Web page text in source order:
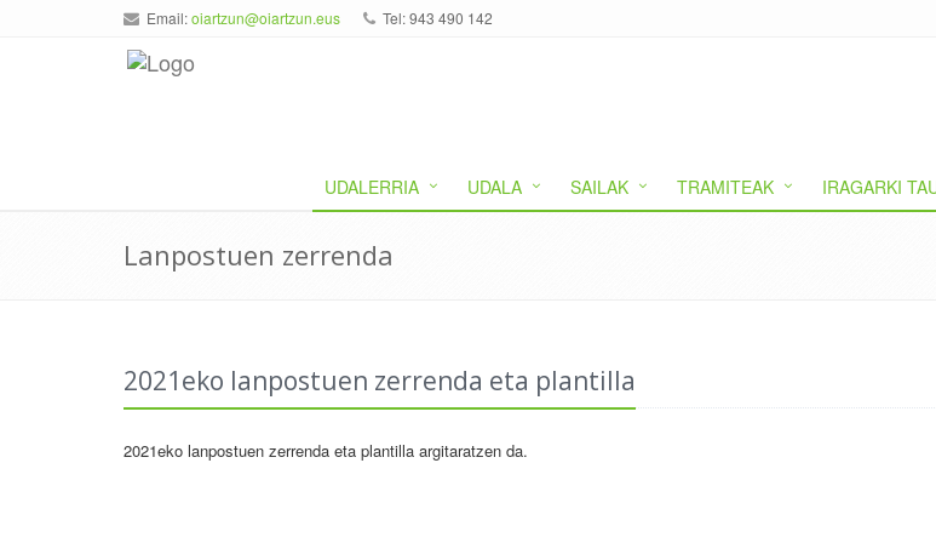
Email:oiartzun@oiartzun.eus Tel: 943 490 142
UDALERRIA UDALA SAILAK TRAMITEAK IRAGARKI
Lanpostuen zerrenda
2021eko lanpostuen zerrenda eta plantilla
2021eko lanpostuen zerrenda eta plantilla argitaratzen da.